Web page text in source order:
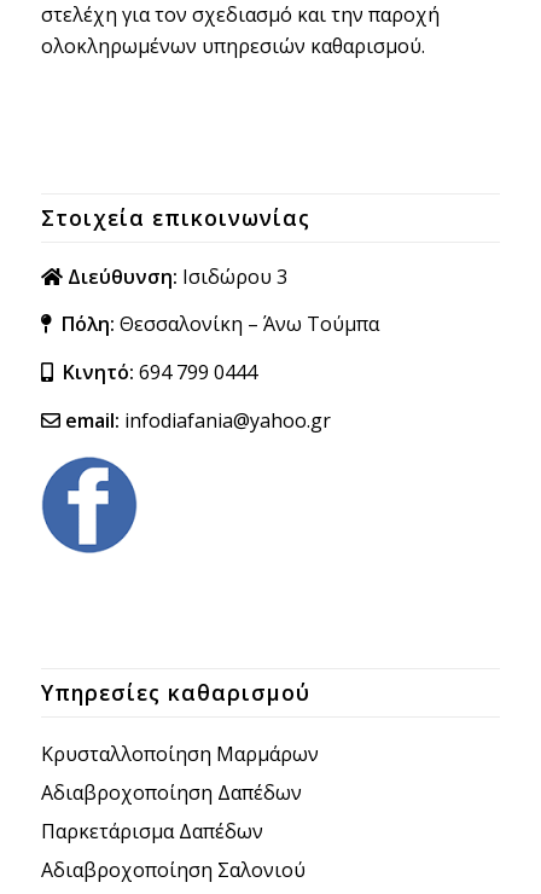
στελέχη για τον σχεδιασμό και την παροχή
ολοκληρωμένων υπηρεσιών καθαρισμού.
Στοιχεία επικοινωνίας
Διεύθυνση: Ισιδώρου 3
Πόλη: Θεσσαλονίκη – Άνω Τούμπα
Κινητό: 694 799 0444
email: infodiafania@yahoo.gr
Υπηρεσίες καθαρισμού
Κρυσταλλοποίηση Μαρμάρων
Aδιαβροχοποίηση Δαπέδων
Παρκετάρισμα Δαπέδων
Aδιαβροχοποίηση Σαλονιού